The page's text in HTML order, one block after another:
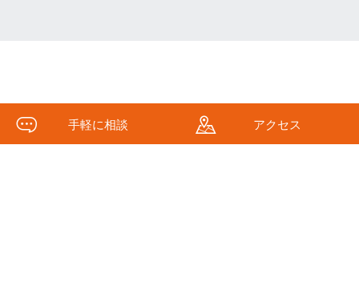
手軽に相談 アクセス